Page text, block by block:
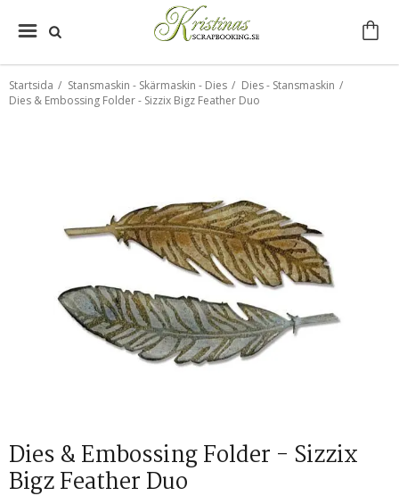
Startsida / Stansmaskin - Skärmaskin - Dies / Dies - Stansmaskin /
Dies & Embossing Folder - Sizzix Bigz Feather Duo
Dies & Embossing Folder - Sizzix
Bigz Feather Duo